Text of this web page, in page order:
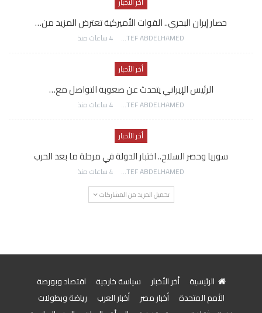
حصار إيران البحري.. القوات الأميركية تعترض المزيد من…
AWATEF ABDELHAMED 4 ساعات منذ
أخر الأخبار
الرئيس الإيراني يتحدث عن صعوبة التواصل مع…
AWATEF ABDELHAMED 4 ساعات منذ
أخر الأخبار
سوريا وحصر السلاح.. اختبار الدولة في مرحلة ما بعد الحرب
AWATEF ABDELHAMED 4 ساعات منذ
تحميل المزيد من المشاركات
الرئيسية أخر الأخبار سياسة خارجية
اقتصاد وبورصة
الأمم المتحدة
أخبار مصر أخبار العرب
رياضة وبطولات